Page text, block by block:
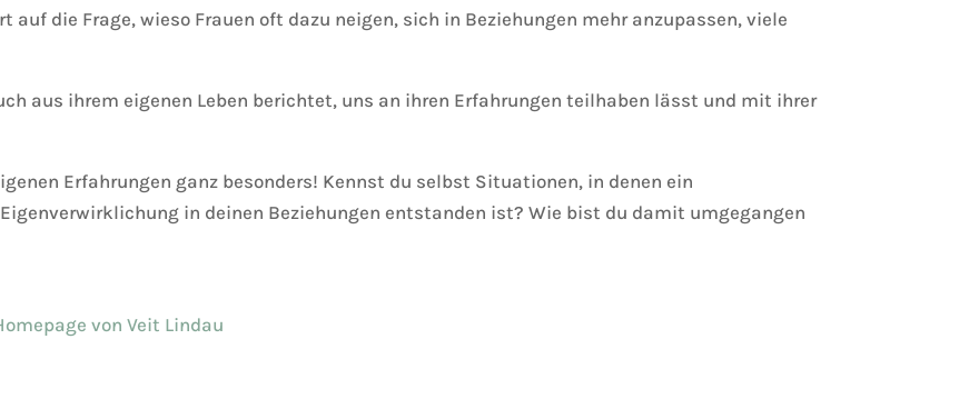
auf die Frage, wieso Frauen oft dazu neigen, sich in Beziehungen mehr anzupassen, viele
aus ihrem eigenen Leben berichtet, uns an ihren Erfahrungen teilhaben lässt und mit ihrer
Erfahrungen ganz besonders! Kennst du selbst Situationen, in denen ein
in deinen Beziehungen entstanden ist? Wie bist du damit umgegangen
von Veit Lindau